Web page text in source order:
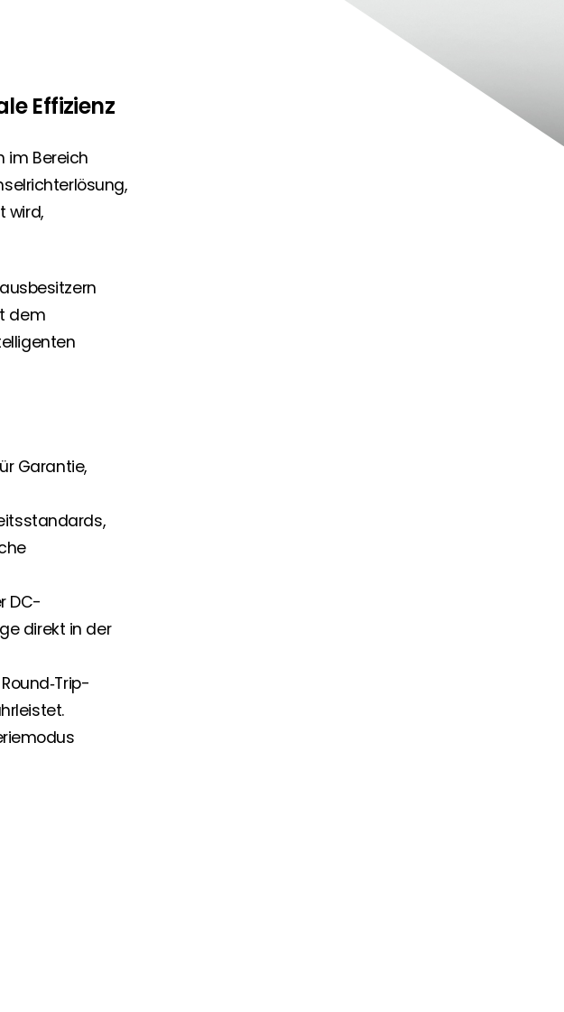
Sie es zuerst!
richtig!
Sie bei uns fündig.
unseren Vorteilen!
sind Sie bei uns genau richtig.
Effizienz
im Bereich
wird,
dem
Garantie,
DC-
direkt in der